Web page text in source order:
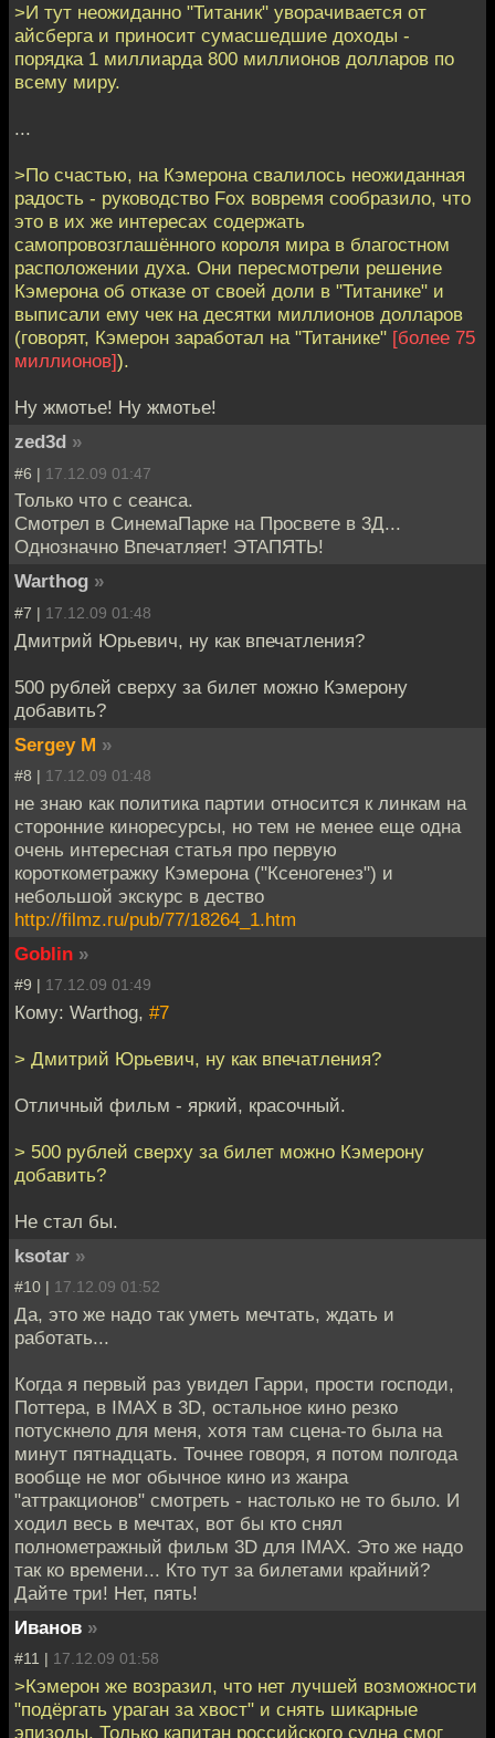
>И тут неожиданно "Титаник" уворачивается от
айсберга и приносит сумасшедшие доходы -
порядка 1 миллиарда 800 миллионов долларов по
всему миру.
...
>По счастью, на Кэмерона свалилось неожиданная
радость - руководство Fox вовремя сообразило, что
это в их же интересах содержать
самопровозглашённого короля мира в благостном
расположении духа. Они пересмотрели решение
Кэмерона об отказе от своей доли в "Титанике" и
выписали ему чек на десятки миллионов долларов
(говорят, Кэмерон заработал на "Титанике" [более 75
миллионов]).
Ну жмотье! Ну жмотье!
zed3d »
#6 | 17.12.09 01:47
Только что с сеанса.
Смотрел в СинемаПарке на Просвете в 3Д...
Однозначно Впечатляет! ЭТАПЯТЬ!
Warthog »
#7 | 17.12.09 01:48
Дмитрий Юрьевич, ну как впечатления?
500 рублей сверху за билет можно Кэмерону
добавить?
Sergey M »
#8 | 17.12.09 01:48
не знаю как политика партии относится к линкам на
сторонние киноресурсы, но тем не менее еще одна
очень интересная статья про первую
короткометражку Кэмерона ("Ксеногенез") и
небольшой экскурс в дество
http://filmz.ru/pub/77/18264_1.htm
Goblin »
#9 | 17.12.09 01:49
Кому: Warthog, #7
> Дмитрий Юрьевич, ну как впечатления?
Отличный фильм - яркий, красочный.
> 500 рублей сверху за билет можно Кэмерону
добавить?
Не стал бы.
ksotar »
#10 | 17.12.09 01:52
Да, это же надо так уметь мечтать, ждать и
работать...
Когда я первый раз увидел Гарри, прости господи,
Поттера, в IMAX в 3D, остальное кино резко
потускнело для меня, хотя там сцена-то была на
минут пятнадцать. Точнее говоря, я потом полгода
вообще не мог обычное кино из жанра
"аттракционов" смотреть - настолько не то было. И
ходил весь в мечтах, вот бы кто снял
полнометражный фильм 3D для IMAX. Это же надо
так ко времени... Кто тут за билетами крайний?
Дайте три! Нет, пять!
Иванов »
#11 | 17.12.09 01:58
>Кэмерон же возразил, что нет лучшей возможности
"подёргать ураган за хвост" и снять шикарные
эпизоды. Только капитан российского судна смог